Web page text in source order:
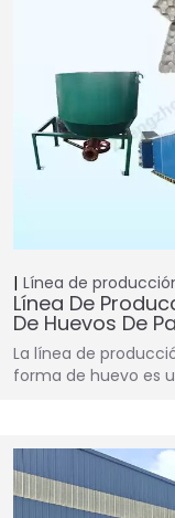
Línea de
Línea De
De Huevos De
La línea de
forma de huevo es